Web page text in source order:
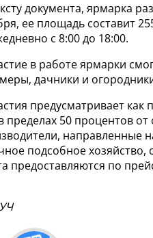
документа, ярмарка
ее площадь составит
с 8:00 до 18:00.
в работе ярмарки
дачники и
предусматривает
пределах 50 процентов
направленные
подсобное хозяйство,
предоставляются по